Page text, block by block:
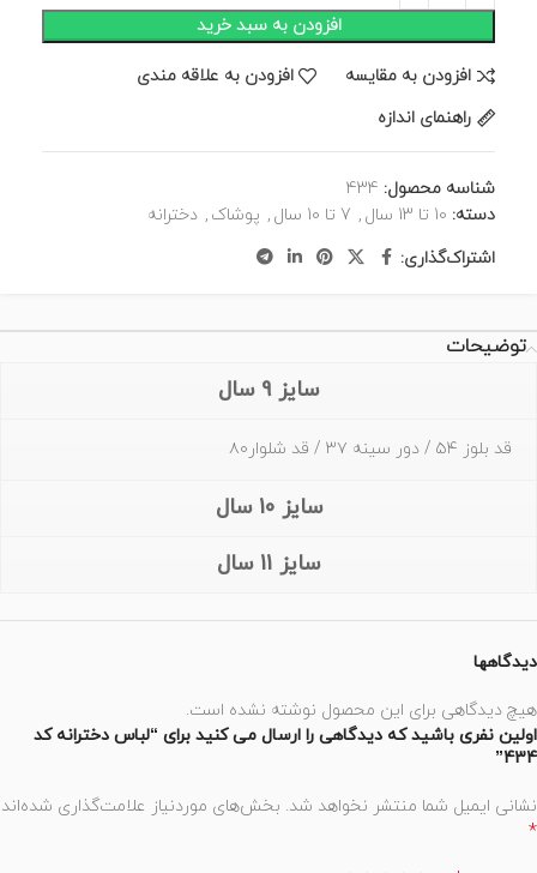
افزودن به سبد خرید
افزودن به مقایسه
افزودن به علاقه مندی
راهنمای اندازه
شناسه محصول: 434
دسته: 10 تا 13 سال , 7 تا 10 سال , پوشاک , دخترانه
اشتراک‌گذاری:
توضیحات
سایز 9 سال
قد بلوز ۵۴ / دور سینه ۳۷ / قد شلوار۸۰
سایز 10 سال
سایز 11 سال
دیدگاهها
هیچ دیدگاهی برای این محصول نوشته نشده است.
اولین نفری باشید که دیدگاهی را ارسال می کنید برای “لباس دخترانه کد
434”
نشانی ایمیل شما منتشر نخواهد شد. بخش‌های موردنیاز علامت‌گذاری شده‌اند
*